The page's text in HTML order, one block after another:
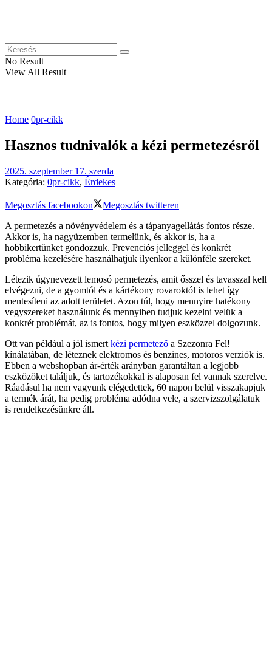
No Result
View All Result
Home 0pr-cikk
Hasznos tudnivalók a kézi permetezésről
2025. szeptember 17. szerda
Kategória: 0pr-cikk, Érdekes
Megosztás facebookon
Megosztás twitteren
A permetezés a növényvédelem és a tápanyagellátás fontos része.
Akkor is, ha nagyüzemben termelünk, és akkor is, ha a
hobbikertünket gondozzuk. Prevenciós jelleggel és konkrét
probléma kezelésére használhatjuk ilyenkor a különféle szereket.
Létezik úgynevezett lemosó permetezés, amit ősszel és tavasszal kell
elvégezni, de a gyomtól és a kártékony rovaroktól is lehet így
mentesíteni az adott területet. Azon túl, hogy mennyire hatékony
vegyszereket használunk és mennyiben tudjuk kezelni velük a
konkrét problémát, az is fontos, hogy milyen eszközzel dolgozunk.
Ott van például a jól ismert kézi permetező a Szezonra Fel!
kínálatában, de léteznek elektromos és benzines, motoros verziók is.
Ebben a webshopban ár-érték arányban garantáltan a legjobb
eszközöket találjuk, és tartozékokkal is alaposan fel vannak szerelve.
Ráadásul ha nem vagyunk elégedettek, 60 napon belül visszakapjuk
a termék árát, ha pedig probléma adódna vele, a szervizszolgálatuk
is rendelkezésünkre áll.